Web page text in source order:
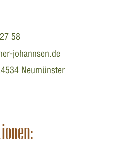
58
johannsen.de
Neumünster